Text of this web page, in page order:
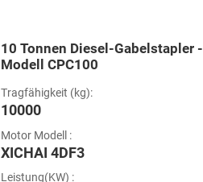
10 Tonnen Diesel-Gabelstapler -
Modell CPC100
Tragfähigkeit (kg):
10000
Motor Modell :
XICHAI 4DF3
Leistung(KW) :